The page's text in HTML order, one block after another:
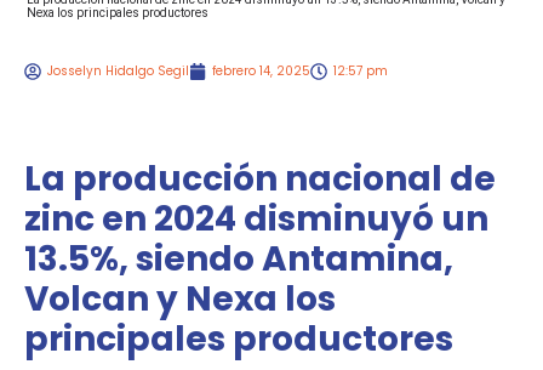
Nexa los principales productores
Josselyn Hidalgo Segil febrero 14, 2025 12:57 pm
La producción nacional de
zinc en 2024 disminuyó un
13.5%, siendo Antamina,
Volcan y Nexa los
principales productores